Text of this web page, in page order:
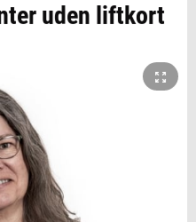
uden liftkort